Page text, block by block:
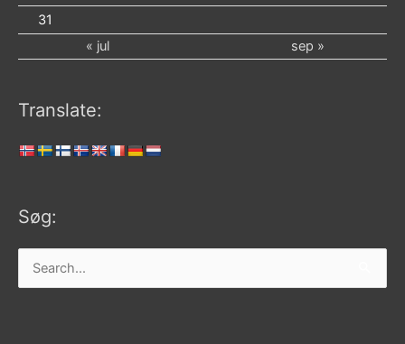
31
« jul
sep »
Translate:
Søg:
Søg
efter: